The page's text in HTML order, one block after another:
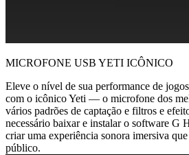
MICROFONE USB YETI ICÔNICO
Eleve o nível de sua performance de
com o icônico Yeti — o microfone dos
vários padrões de captação e filtros e
necessário baixar e instalar o software G
criar uma experiência sonora imersiva
público.